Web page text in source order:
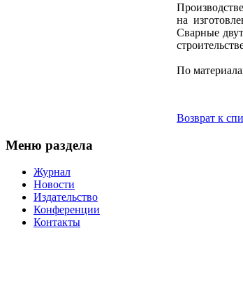
на
Сварные
По
Возврат к
Меню раздела
Журнал
Новости
Издательство
Конференции
Контакты